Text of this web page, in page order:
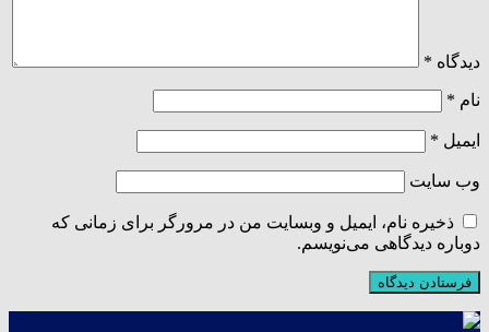
دیدگاه *
نام *
ایمیل *
وب‌ سایت
ذخیره نام، ایمیل و وبسایت من در مرورگر برای زمانی که
دوباره دیدگاهی می‌نویسم.